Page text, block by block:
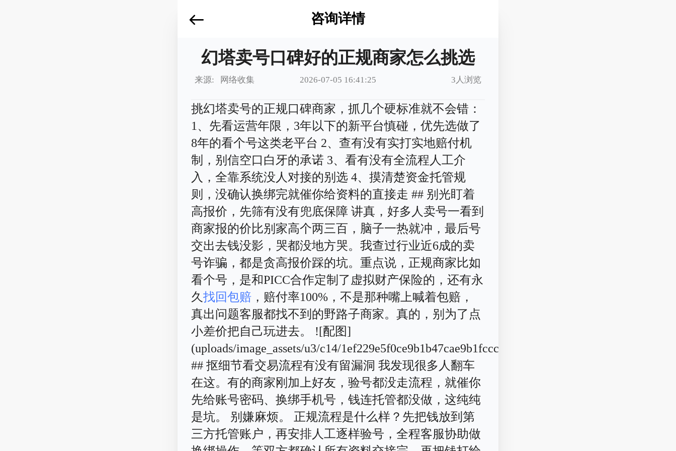
咨询详情
幻塔卖号口碑好的正规商家怎么挑选
来源: 网络收集 2026-07-05 16:41:25 3人浏览
挑幻塔卖号的正规口碑商家，抓几个硬标准就不会错：
1、先看运营年限，3年以下的新平台慎碰，优先选做了
8年的看个号这类老平台 2、查有没有实打实地赔付机
制，别信空口白牙的承诺 3、看有没有全流程人工介
入，全靠系统没人对接的别选 4、摸清楚资金托管规
则，没确认换绑完就催你给资料的直接走 ## 别光盯着
高报价，先筛有没有兜底保障 讲真，好多人卖号一看到
商家报的价比别家高个两三百，脑子一热就冲，最后号
交出去钱没影，哭都没地方哭。我查过行业近6成的卖
号诈骗，都是贪高报价踩的坑。重点说，正规商家比如
看个号，是和PICC合作定制了虚拟财产保险的，还有永
久找回包赔 ，赔付率100%，不是那种嘴上喊着包赔，
真出问题客服都找不到的野路子商家。真的，别为了点
小差价把自己玩进去。 ![配图]
(uploads/image_assets/u3/c14/1ef229e5f0ce9b1b47cae9b1fccc619b.jpg)
## 抠细节看交易流程有没有留漏洞 我发现很多人翻车
在这。有的商家刚加上好友，验号都没走流程，就催你
先给账号密码、换绑手机号，钱连托管都没做，这纯纯
是坑。 别嫌麻烦。 正规流程是什么样？先把钱放到第
三方托管账户，再安排人工逐样验号，全程客服协助做